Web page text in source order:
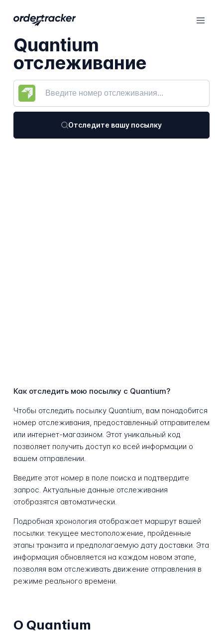
Quantium
отслеживание
Отследите вашу посылку
Как отследить мою посылку с Quantium?
Чтобы отследить посылку Quantium, вам понадобится
номер отслеживания, предоставленный отправителем
или интернет-магазином. Этот уникальный код
позволяет получить доступ ко всей информации о
вашем отправлении.
Введите этот номер в поле поиска и подтвердите
запрос. Актуальные данные отслеживания
отобразятся автоматически.
Подробная хронология отображает маршрут вашей
посылки: текущее местоположение, пройденные
этапы транзита и предполагаемую дату доставки. Эта
информация обновляется на каждом новом этапе,
позволяя вам отслеживать движение отправления в
режиме реального времени.
О Quantium